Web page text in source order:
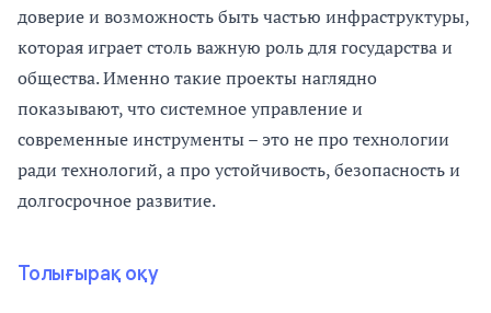
доверие и возможность быть частью инфраструктуры,
которая играет столь важную роль для государства и
общества. Именно такие проекты наглядно
показывают, что системное управление и
современные инструменты – это не про технологии
ради технологий, а про устойчивость, безопасность и
долгосрочное развитие.
Толығырақ оқу